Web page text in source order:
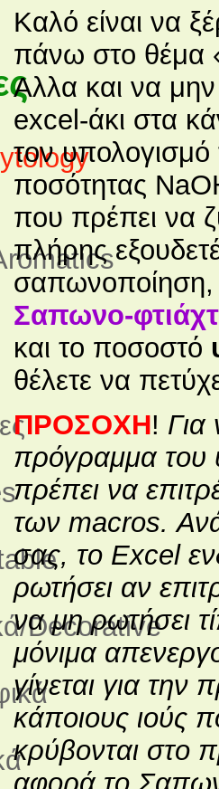
Decorative
Καλό είναι να
πάνω στο θέμα
Αλλα και να
excel-άκι στα
τον
ποσότητας
που πρέπει να
πλήρης
σαπωνοποίηση,
Σαπωνο-
και το ποσοστό
θέλετε να
ΠΡΟΣΟΧΗ! Για
πρόγραμμα του
πρέπει να
των macros.
σας, το Excel
ρωτήσει αν
να μη ρωτήσει
μόνιμα
γίνεται για
κάποιους ιούς
κρύβονται στο